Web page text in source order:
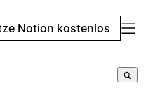
Notion kostenlos